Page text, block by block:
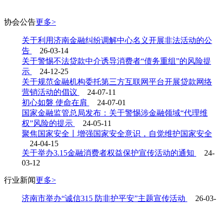
协会公告更多>
关于利用济南金融纠纷调解中心名义开展非法活动的公
告
26-03-14
关于警惕不法贷款中介诱导消费者“债务重组”的风险提
示
24-12-25
关于规范金融机构委托第三方互联网平台开展贷款网络
营销活动的倡议
24-07-11
初心如磐 使命在肩
24-07-01
国家金融监管总局发布：关于警惕涉金融领域“代理维
权”风险的提示
24-05-11
聚焦国家安全丨增强国家安全意识，自觉维护国家安全
24-04-15
关于举办3.15金融消费者权益保护宣传活动的通知
24-
03-12
行业新闻更多>
济南市举办“诚信315 防非护平安”主题宣传活动
26-03-